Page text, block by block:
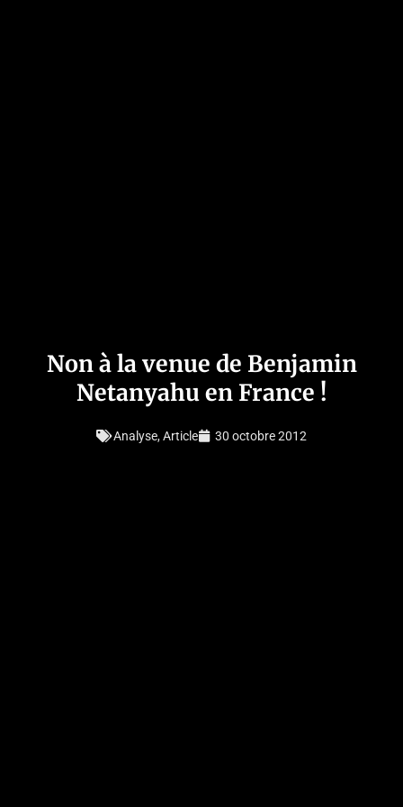
Non à la venue de Benjamin
Netanyahu en France !
Analyse,Article 30 octobre 2012